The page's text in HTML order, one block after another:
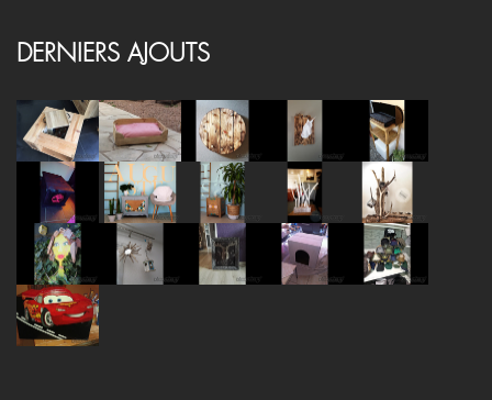
DERNIERS AJOUTS